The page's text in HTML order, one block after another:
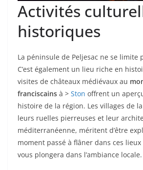
Activités
historiques
La péninsule de Peljesac ne se limite
C’est également un lieu riche en
visites de châteaux médiévaux au
franciscains à > Ston offrent un
histoire de la région. Les villages de
leurs ruelles pierreuses et leur
méditerranéenne, méritent d’être
moment passé à flâner dans ces
vous plongera dans l’ambiance locale.